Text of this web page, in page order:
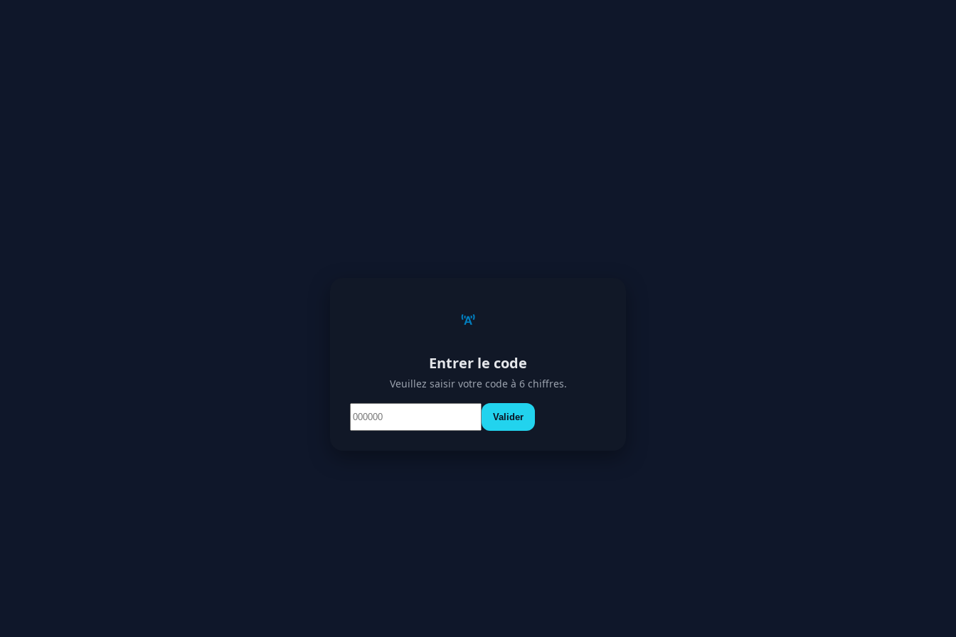
Entrer le code
Veuillez saisir votre code à 6 chiffres.
Valider